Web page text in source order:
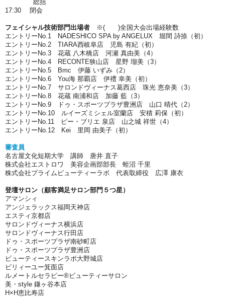
総括
17:30 閉会
フェイシャル技術部門出場者 ※( )全国大会出場経験数
エントリーNo.1 NADESHICO SPA by ANGELUX 堀間 詩捺（初）
エントリーNo.2 TIARA西岐阜店 児島 有紀（初）
エントリーNo.3 花蔵 八木橋店 河瀬 真由美（4）
エントリーNo.4 RECONTE狭山店 星野 瑠美（3）
エントリーNo.5 Bmc 伊藤 いずみ（2）
エントリーNo.6 You海 那覇店 伊禮 幸美（初）
エントリーNo.7 サロンドヴィーナス葛西店 珠光 恵奈美（3）
エントリーNo.8 花蔵 南浦和店 加藤 藍（3）
エントリーNo.9 ドゥ・スポーツプラザ豊洲店 山口 晴代（2）
エントリーNo.10 ルイーズミシェル室蘭店 安積 莉保（初）
エントリーNo.11 ピー・ブリエ 泉店 山之城 祥世（4）
エントリーNo.12 Kei 里岡 由美子（初）
審査員
名古屋文化短期大学 講師 唐井 直子
株式会社エストロワ 美容企画部部長 蛭沼 千里
株式会社プライムビューティーラボ 代表取締役 広澤 康衣
登壇サロン（顧客満足サロン部門５つ星）
アマンシィ
アンジェラックス福岡天神店
エスティ京都店
サロンドヴィーナス横浜店
サロンドヴィーナス行田店
ドゥ・スポーツプラザ南砂町店
ドゥ・スポーツプラザ豊洲店
ビューティースキンラボ大野城店
ビリィーユー箕面店
ルメートルセラピー®︎ビューティーサロン
美・style 鎌ヶ谷本店
H×H恵比寿店